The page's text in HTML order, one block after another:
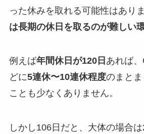
った休みを取れる可能性はありま
は長期の休日を取るのが難しい
例えば年間休日が120日 あれば
どに5連休〜10連休程度のまと
ことも少なくありません。
しかし106日だと、大体の場合